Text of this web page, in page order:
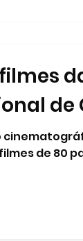
de
de 80